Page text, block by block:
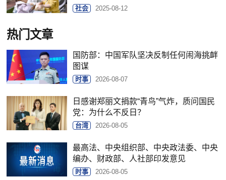
社会 2025-08-12
热门文章
国防部：中国军队坚决反制任何闹海挑衅
图谋
时事 2026-08-07
日感谢郑丽文捐款“青鸟”气炸，质问国民
党：为什么不反日？
台湾 2026-08-05
最高法、中央组织部、中央政法委、中央
编办、财政部、人社部印发意见
时事 2026-08-05